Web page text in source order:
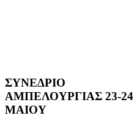
ΣΥΝΕΔΡΙΟ
ΑΜΠΕΛΟΥΡΓΙΑΣ 23-24
ΜΑΙΟΥ